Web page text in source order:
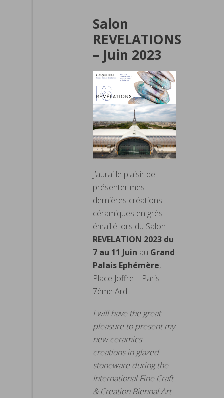
Salon
REVELATIONS
– Juin 2023
J’aurai le plaisir de
présenter mes
dernières créations
céramiques en grès
émaillé lors du Salon
REVELATION 2023 du
7 au 11 Juin au Grand
Palais Ephémère,
Place Joffre – Paris
7ème Ard.
I will have the great
pleasure to present my
new ceramics
creations in glazed
stoneware during the
International Fine Craft
& Creation Biennal Art